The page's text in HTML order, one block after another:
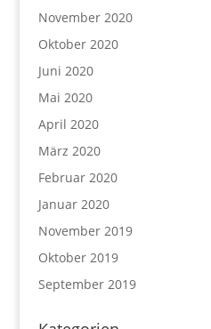
November 2020
Oktober 2020
Juni 2020
Mai 2020
April 2020
März 2020
Februar 2020
Januar 2020
November 2019
Oktober 2019
September 2019